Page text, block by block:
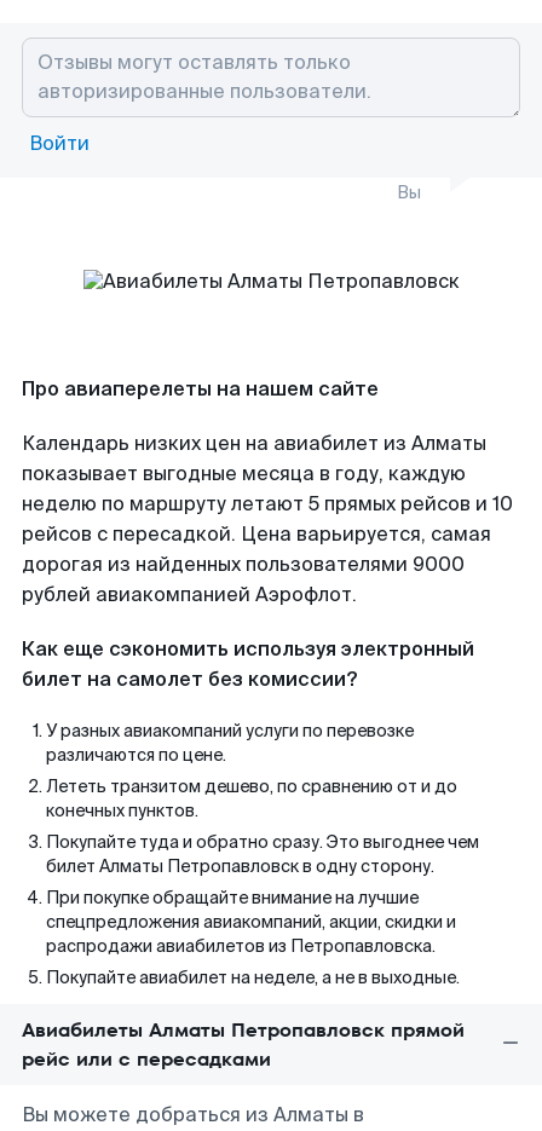
Войти
Вы
Про авиаперелеты на нашем сайте
Календарь низких цен на авиабилет из Алматы
показывает выгодные месяца в году, каждую
неделю по маршруту летают 5 прямых рейсов и 10
рейсов с пересадкой. Цена варьируется, самая
дорогая из найденных пользователями 9000
рублей авиакомпанией Аэрофлот.
Как еще сэкономить используя электронный
билет на самолет без комиссии?
У разных авиакомпаний услуги по перевозке
различаются по цене.
Лететь транзитом дешево, по сравнению от и до
конечных пунктов.
Покупайте туда и обратно сразу. Это выгоднее чем
билет Алматы Петропавловск в одну сторону.
При покупке обращайте внимание на лучшие
спецпредложения авиакомпаний, акции, скидки и
распродажи авиабилетов из Петропавловска.
Покупайте авиабилет на неделе, а не в выходные.
Авиабилеты Алматы Петропавловск прямой
рейс или с пересадками
Вы можете добраться из Алматы в